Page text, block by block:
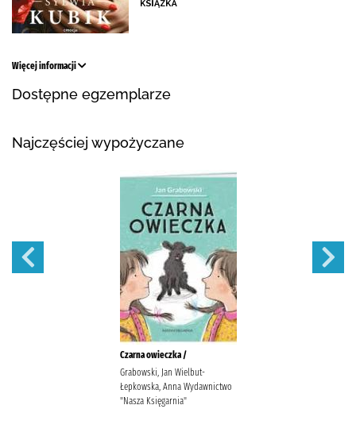
Więcej informacji
Dostępne egzemplarze
Najczęściej wypożyczane
Czarna owieczka /
Grabowski, Jan Wielbut-
Łepkowska, Anna Wydawnictwo
"Nasza Księgarnia"